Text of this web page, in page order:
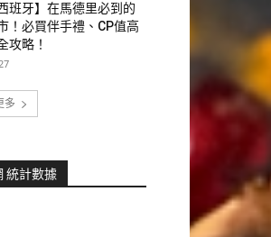
班牙】在馬德里必到的
！必買伴手禮、CP值高
攻略！
多
統計數據